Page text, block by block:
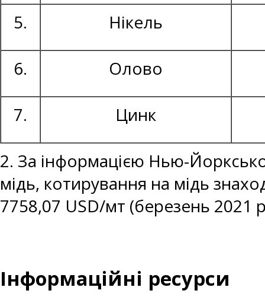
5. Нікель
6. Олово
7. Цинк
2. За інформацією Нью-
мідь, котирування на мідь
7758,07 USD/мт (березень 2021
Інформаційні ресурси